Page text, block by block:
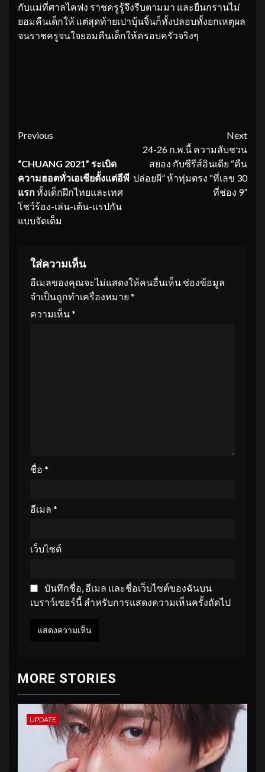
กับแม่ที่ศาลไคฟง ราชครูรู้จึงรีบตามมา และยืนกรานไม่
ยอมคืนเด็กให้ แต่สุดท้ายเปาบุ้นจิ้นก็ทั้งปลอบทั้งยกเหตุผล
จนราชครูจนใจยอมคืนเด็กให้ครอบครัวจริงๆ
Continue
Reading
Previous
“CHUANG 2021” ระเบิด
ความฮอตทั่วเอเชียตั้งแต่อีพี
แรกทั้งเด็กฝึกไทยและเทศ
โชว์ร้อง-เล่น-เต้น-แรปกัน
แบบจัดเต็ม
Next
24-26 ก.พ.นี้ ความลับชวน
สยอง กับซีรีส์อินเดีย “คืน
ปล่อยผี” ห้าทุ่มตรง “ที่เลข 30
ที่ช่อง 9”
ใส่ความเห็น
อีเมลของคุณจะไม่แสดงให้คนอื่นเห็น ช่องข้อมูล
จำเป็นถูกทำเครื่องหมาย *
ความเห็น*
ชื่อ *
อีเมล *
เว็บไซต์
บันทึกชื่อ, อีเมล และชื่อเว็บไซต์ของฉันบน
เบราว์เซอร์นี้ สำหรับการแสดงความเห็นครั้งถัดไป
MORE STORIES
UPDATE